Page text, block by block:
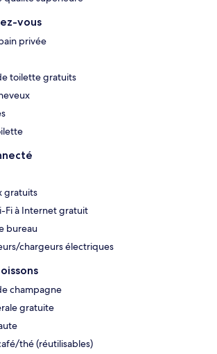
vous
privée
toilette gratuits
gratuits
Fi à Internet gratuit
bureau
chargeurs électriques
champagne
gratuite
thé (réutilisables)